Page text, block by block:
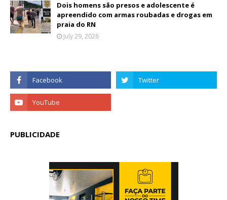
Dois homens são presos e adolescente é
apreendido com armas roubadas e drogas em
praia do RN
July 29, 2026
PUBLICIDADE